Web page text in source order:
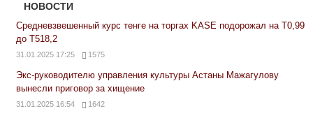
НОВОСТИ
Средневзвешенный курс тенге на торгах KASE подорожал на Т0,99
до Т518,2
31.01.2025 17:25 1575
Экс-руководителю управления культуры Астаны Мажагулову
вынесли приговор за хищение
31.01.2025 16:54 1642